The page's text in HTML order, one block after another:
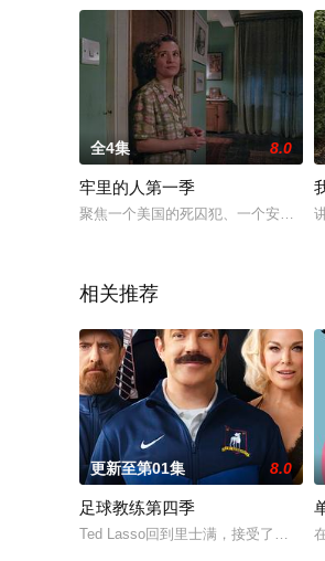
全4集 8.0
牢里的人第一季
聚焦一个美国的死囚犯、一个安静的
相关推荐
更新至第01集 8.0
足球教练第四季
Ted Lasso回到里士满，接受了他迄今